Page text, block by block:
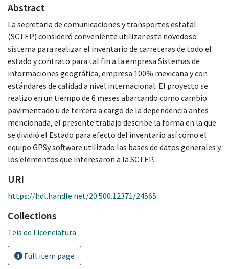
Abstract
La secretaria de comunicaciones y transportes estatal
(SCTEP) consideró conveniente utilizar este novedoso
sistema para realizar el inventario de carreteras de todo el
estado y contrato para tal fin a la empresa Sistemas de
informaciones geográfica, empresa 100% mexicana y con
estándares de calidad a nivel internacional. El proyecto se
realizo en un tiempo de 6 meses abarcando como cambio
pavimentado u de tercera a cargo de la dependencia antes
mencionada, el presente trabajo describe la forma en la que
se dividió el Estado para efecto del inventario así como el
equipo GPSy software utilizado las bases de datos generales y
los elementos que interesaron a la SCTEP.
URI
https://hdl.handle.net/20.500.12371/24565
Collections
Teis de Licenciatura
Full item page